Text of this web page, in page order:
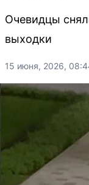
Очевидцы
выходки
15 июня, 2026,